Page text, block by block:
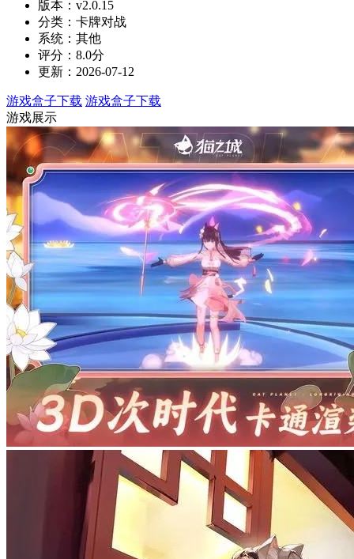
版本：v2.0.15
分类：卡牌对战
系统：其他
评分：8.0分
更新：2026-07-12
游戏盒子下载 游戏盒子下载
游戏展示